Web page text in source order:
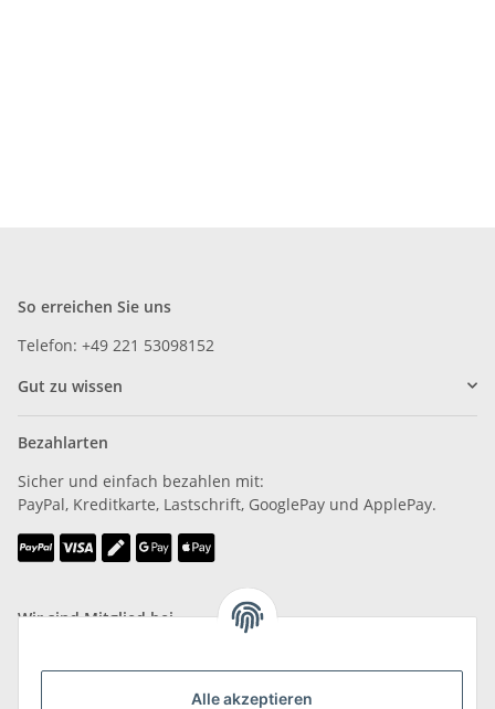
Alle akzeptieren
So erreichen Sie uns
Telefon: +49 221 53098152
Gut zu wissen
Bezahlarten
Sicher und einfach bezahlen mit:
PayPal, Kreditkarte, Lastschrift, GooglePay und ApplePay.
Wir sind Mitglied bei